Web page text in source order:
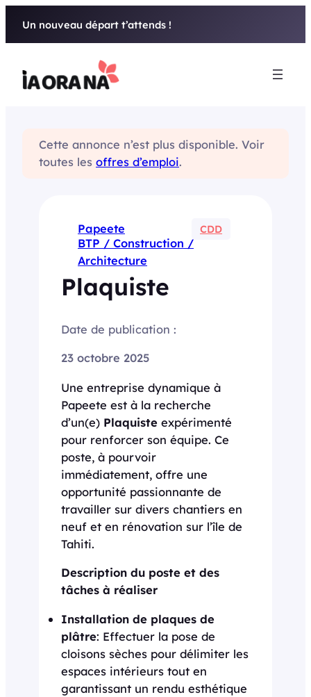
Un nouveau départ t’attends !
Cette annonce n’est plus disponible. Voir
toutes les offres d’emploi.
Papeete CDD
BTP / Construction /
Architecture
Plaquiste
Date de publication :
23 octobre 2025
Une entreprise dynamique à
Papeete est à la recherche
d’un(e) Plaquiste expérimenté
pour renforcer son équipe. Ce
poste, à pourvoir
immédiatement, offre une
opportunité passionnante de
travailler sur divers chantiers en
neuf et en rénovation sur l’île de
Tahiti.
Description du poste et des
tâches à réaliser
Installation de plaques de
plâtre: Effectuer la pose de
cloisons sèches pour délimiter les
espaces intérieurs tout en
garantissant un rendu esthétique